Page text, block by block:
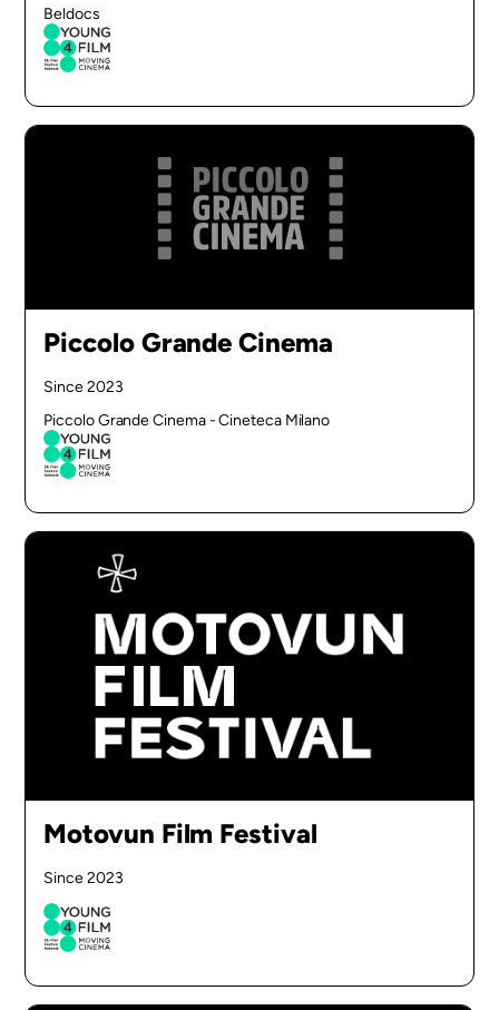
Beldocs
Piccolo Grande Cinema
Since 2023
Piccolo Grande Cinema - Cineteca Milano
Motovun Film Festival
Since 2023